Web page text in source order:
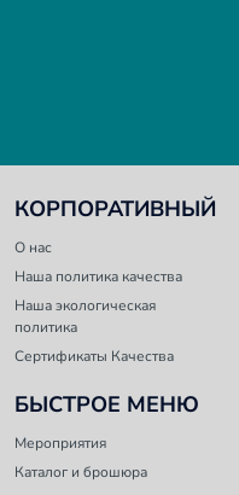
КОРПОРАТИВНЫЙ
O нас
Наша политика качества
Наша экологическая
политика
Сертификаты Качества
БЫСТРОЕ МЕНЮ
Мероприятия
Каталог и брошюра